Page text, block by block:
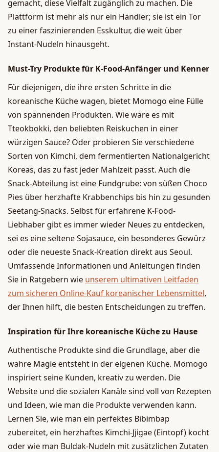
gemacht, diese Vielfalt zugänglich zu machen. Die
Plattform ist mehr als nur ein Händler; sie ist ein Tor
zu einer faszinierenden Esskultur, die weit über
Instant-Nudeln hinausgeht.
Must-Try Produkte für K-Food-Anfänger und Kenner
Für diejenigen, die ihre ersten Schritte in die
koreanische Küche wagen, bietet Momogo eine Fülle
von spannenden Produkten. Wie wäre es mit
Tteokbokki, den beliebten Reiskuchen in einer
würzigen Sauce? Oder probieren Sie verschiedene
Sorten von Kimchi, dem fermentierten Nationalgericht
Koreas, das zu fast jeder Mahlzeit passt. Auch die
Snack-Abteilung ist eine Fundgrube: von süßen Choco
Pies über herzhafte Krabbenchips bis hin zu gesunden
Seetang-Snacks. Selbst für erfahrene K-Food-
Liebhaber gibt es immer wieder Neues zu entdecken,
sei es eine seltene Sojasauce, ein besonderes Gewürz
oder die neueste Snack-Kreation direkt aus Seoul.
Umfassende Informationen und Anleitungen finden
Sie in Ratgebern wie unserem ultimativen Leitfaden
zum sicheren Online-Kauf koreanischer Lebensmittel,
der Ihnen hilft, die besten Entscheidungen zu treffen.
Inspiration für Ihre koreanische Küche zu Hause
Authentische Produkte sind die Grundlage, aber die
wahre Magie entsteht in der eigenen Küche. Momogo
inspiriert seine Kunden, kreativ zu werden. Die
Website und die sozialen Kanäle sind voll von Rezepten
und Ideen, wie man die Produkte verwenden kann.
Lernen Sie, wie man ein perfektes Bibimbap
zubereitet, ein herzhaftes Kimchi-Jjigae (Eintopf) kocht
oder wie man Buldak-Nudeln mit zusätzlichen Zutaten